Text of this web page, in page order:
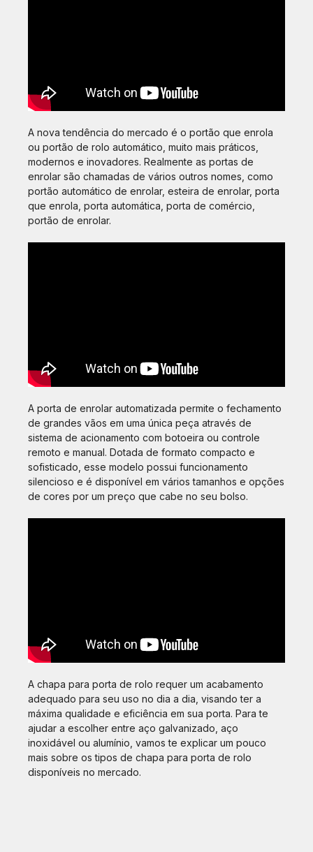
A nova tendência do mercado é o portão que enrola
ou portão de rolo automático, muito mais práticos,
modernos e inovadores. Realmente as portas de
enrolar são chamadas de vários outros nomes, como
portão automático de enrolar, esteira de enrolar, porta
que enrola, porta automática, porta de comércio,
portão de enrolar.
A porta de enrolar automatizada permite o fechamento
de grandes vãos em uma única peça através de
sistema de acionamento com botoeira ou controle
remoto e manual. Dotada de formato compacto e
sofisticado, esse modelo possui funcionamento
silencioso e é disponível em vários tamanhos e opções
de cores por um preço que cabe no seu bolso.
A chapa para porta de rolo requer um acabamento
adequado para seu uso no dia a dia, visando ter a
máxima qualidade e eficiência em sua porta. Para te
ajudar a escolher entre aço galvanizado, aço
inoxidável ou alumínio, vamos te explicar um pouco
mais sobre os tipos de chapa para porta de rolo
disponíveis no mercado.